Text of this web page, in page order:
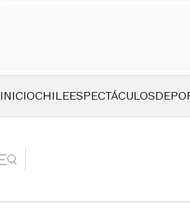
INICIOCHILEESPECTÁCULOS